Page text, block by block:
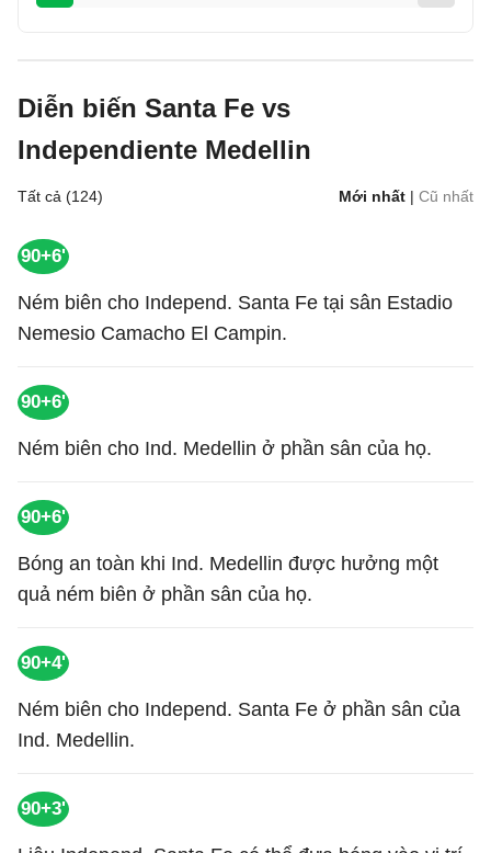
Diễn biến Santa Fe vs
Independiente Medellin
Tất cả (124) Mới nhất | Cũ nhất
90+6'
Ném biên cho Independ. Santa Fe tại sân Estadio
Nemesio Camacho El Campin.
90+6'
Ném biên cho Ind. Medellin ở phần sân của họ.
90+6'
Bóng an toàn khi Ind. Medellin được hưởng một
quả ném biên ở phần sân của họ.
90+4'
Ném biên cho Independ. Santa Fe ở phần sân của
Ind. Medellin.
90+3'